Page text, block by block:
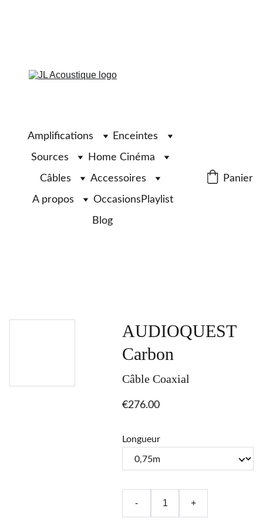
Amplifications
Enceintes
Sources
Home Cinéma
Câbles
Accessoires
A propos
Occasions Playlist
Blog
Panier
AUDIOQUEST
Carbon
Câble Coaxial
€276.00
Longueur
- +